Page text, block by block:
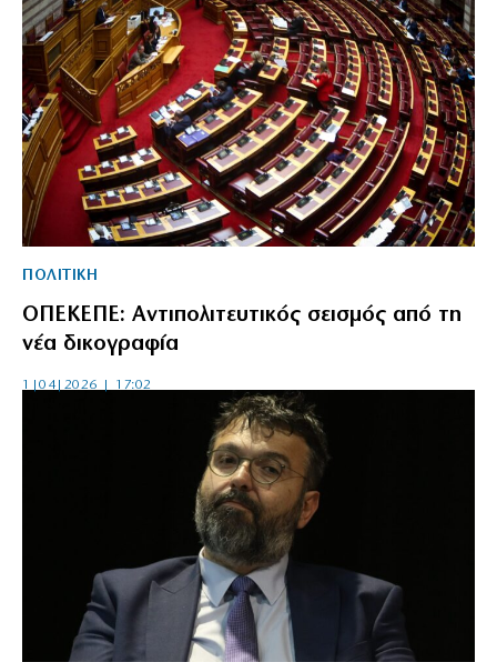
ΠΟΛΙΤΙΚΗ
ΟΠΕΚΕΠΕ: Αντιπολιτευτικός σεισμός από τη
νέα δικογραφία
1|04|2026 | 17:02